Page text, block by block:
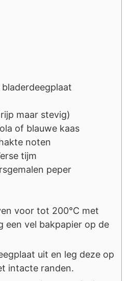
maar stevig)
of blauwe kaas
noten
tijm
peper
voor tot 200°C met
een vel bakpapier op de
uit en leg deze op
intacte randen.